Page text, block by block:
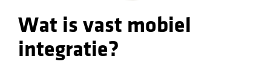
Wat is vast mobiel
integratie?